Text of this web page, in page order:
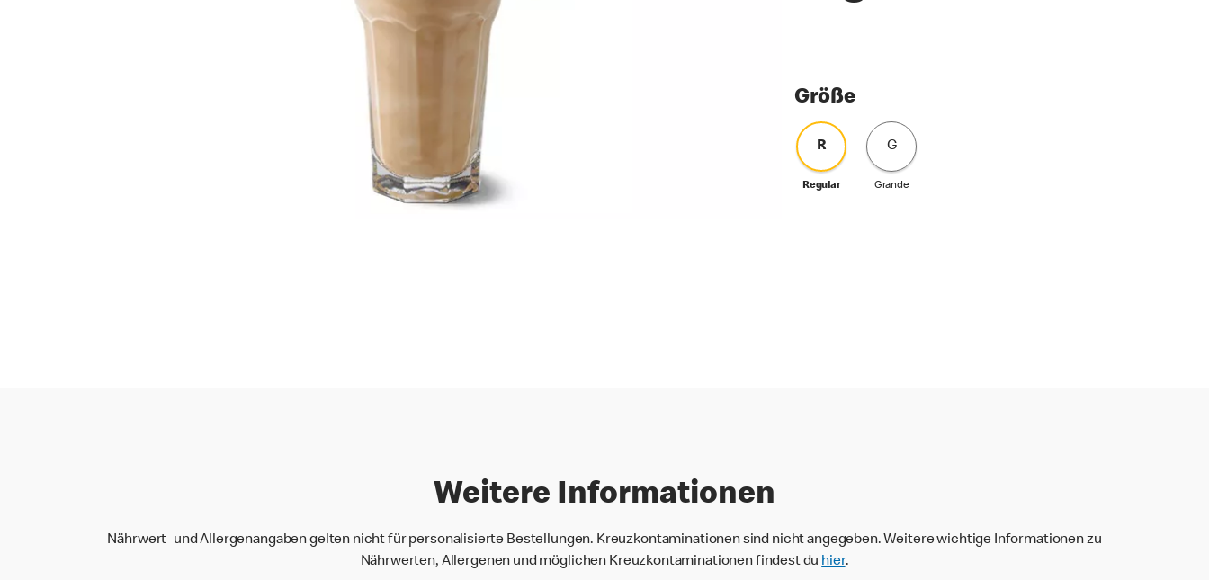
Größe
R
Regular
G
Grande
Weitere Informationen
Nährwert- und Allergenangaben gelten nicht für personalisierte Bestellungen. Kreuzkontaminationen sind nicht angegeben. Weitere wichtige Informationen zu
Nährwerten, Allergenen und möglichen Kreuzkontaminationen findest du hier.